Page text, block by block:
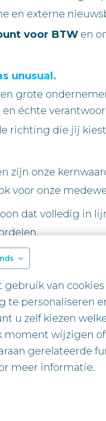
gebruik van
te personaliseren
u zelf kiezen
moment wijzigen
gerelateerde
meer informatie.
en externe
voor BTW en
unusual.
grote
échte
richting die jij
zijn onze
voor onze
dat volledig in
voor, meer
is
mentaal.
waar
to Work©”.